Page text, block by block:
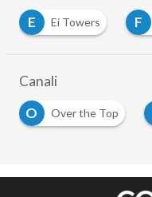
E
Ei Towers F
Canali
O
Over the Top